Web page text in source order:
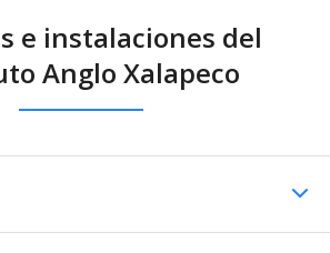
e instalaciones del
Anglo Xalapeсo